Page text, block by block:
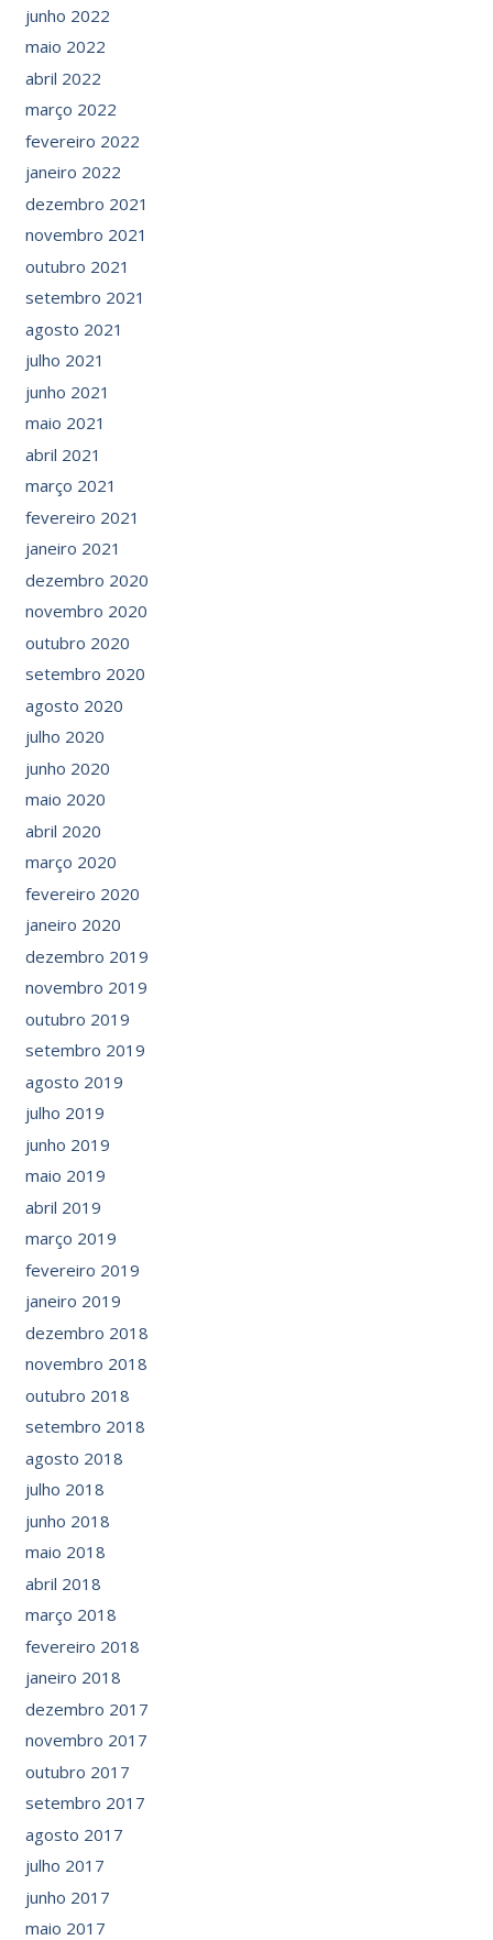
junho 2022
maio 2022
abril 2022
março 2022
fevereiro 2022
janeiro 2022
dezembro 2021
novembro 2021
outubro 2021
setembro 2021
agosto 2021
julho 2021
junho 2021
maio 2021
abril 2021
março 2021
fevereiro 2021
janeiro 2021
dezembro 2020
novembro 2020
outubro 2020
setembro 2020
agosto 2020
julho 2020
junho 2020
maio 2020
abril 2020
março 2020
fevereiro 2020
janeiro 2020
dezembro 2019
novembro 2019
outubro 2019
setembro 2019
agosto 2019
julho 2019
junho 2019
maio 2019
abril 2019
março 2019
fevereiro 2019
janeiro 2019
dezembro 2018
novembro 2018
outubro 2018
setembro 2018
agosto 2018
julho 2018
junho 2018
maio 2018
abril 2018
março 2018
fevereiro 2018
janeiro 2018
dezembro 2017
novembro 2017
outubro 2017
setembro 2017
agosto 2017
julho 2017
junho 2017
maio 2017